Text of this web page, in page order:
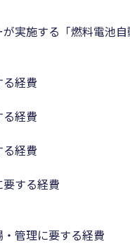
実施する「燃料電池
経費
経費
経費
する経費
管理に要する経費